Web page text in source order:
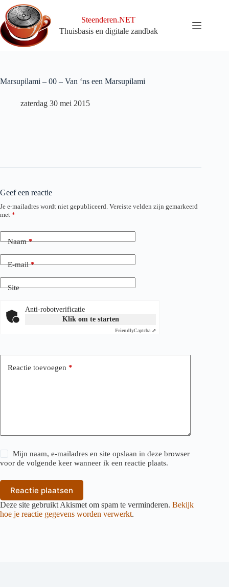
naar
de
inhoud
Steenderen.NET
Thuisbasis en digitale zandbak
Marsupilami – 00 – Van ‘ns een Marsupilami
zaterdag 30 mei 2015
Geef een reactie
Je e-mailadres wordt niet gepubliceerd. Vereiste velden zijn gemarkeerd
met *
Naam*
E-mail*
Site
Anti-robotverificatie
Klik om te starten
FriendlyCaptcha ⇗
Reactie toevoegen *
Mijn naam, e-mailadres en site opslaan in deze browser
voor de volgende keer wanneer ik een reactie plaats.
Reactie plaatsen
Deze site gebruikt Akismet om spam te verminderen. Bekijk
hoe je reactie gegevens worden verwerkt.